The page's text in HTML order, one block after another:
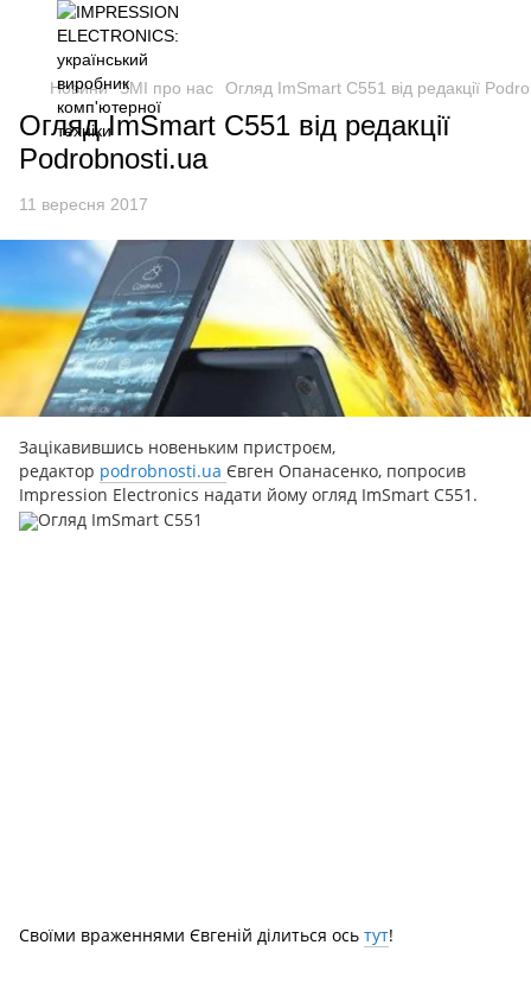
Новини ЗМІ про нас Огляд ImSmart C551 від редакції
Огляд ImSmart C551 від редакції
Рodrobnosti.uа
11 вересня 2017
Зацікавившись новеньким пристроєм,
редактор podrobnosti.uа Євген Опанасенко, попросив
Impression Electronics надати йому огляд ImSmart C551.
Своїми враженнями Євгеній ділиться ось тут!